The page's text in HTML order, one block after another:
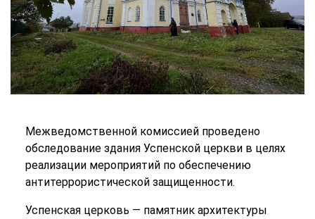
Межведомственной комиссией проведено
обследование здания Успенской церкви в целях
реализации мероприятий по обеспечению
антитеррористической защищенности.
Успенская церковь — памятник архитектуры